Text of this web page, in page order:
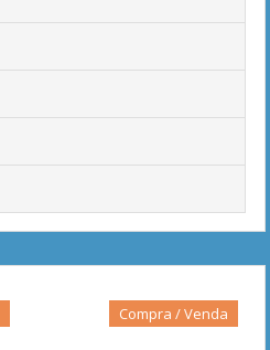
Compra / Venda